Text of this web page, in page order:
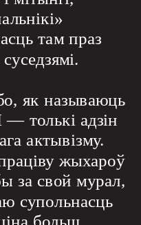
там праз
як называюць
толькі адзін
актывізму.
жыхароў
за свой мурал,
супольнасць